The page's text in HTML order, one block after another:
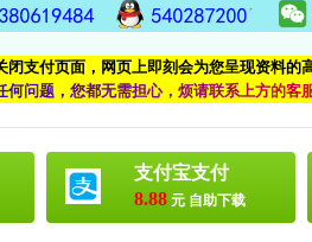
闭支付页面，网页上即刻会为您呈现资料的
何问题 ， 您都无需担心， 烦请联系上方的客
支付宝支付
8.88 元 自助下载